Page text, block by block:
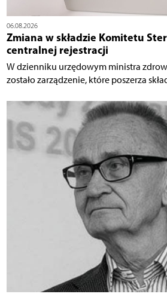
06.08.2026
Zmiana w składzie Komitetu
centralnej rejestracji
W dzienniku urzędowym ministra
zostało zarządzenie, które poszerza